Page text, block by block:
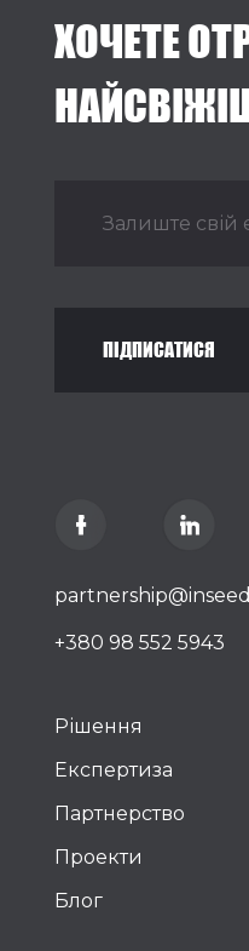
ХОЧЕТЕ
ПІДПИСАТИСЯ
+380 98 552 5943
Рішення
Експертиза
Партнерство
Проекти
Блог